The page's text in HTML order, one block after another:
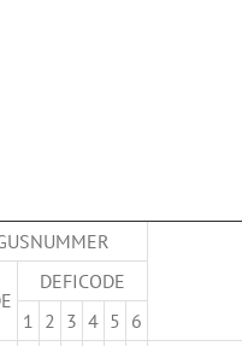
DEFICODE
1
2 3 4 5 6